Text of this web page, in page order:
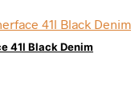
41l Black Denim